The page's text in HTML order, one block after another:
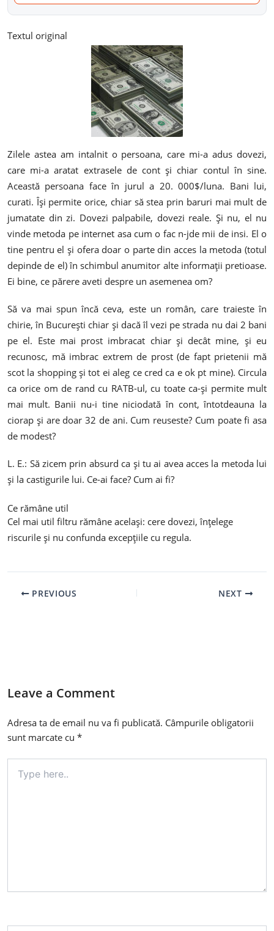
Textul original
Zilele astea am intalnit o persoana, care mi-a adus dovezi,
care mi-a aratat extrasele de cont și chiar contul în sine.
Această persoana face în jurul a 20. 000$/luna. Bani lui,
curati. Își permite orice, chiar să stea prin baruri mai mult de
jumatate din zi. Dovezi palpabile, dovezi reale. Și nu, el nu
vinde metoda pe internet asa cum o fac n-jde mii de insi. El o
tine pentru el și ofera doar o parte din acces la metoda (totul
depinde de el) în schimbul anumitor alte informații pretioase.
Ei bine, ce părere aveti despre un asemenea om?
Să va mai spun încă ceva, este un român, care traieste în
chirie, în București chiar și dacă îl vezi pe strada nu dai 2 bani
pe el. Este mai prost imbracat chiar și decât mine, și eu
recunosc, mă imbrac extrem de prost (de fapt prietenii mă
scot la shopping și tot ei aleg ce cred ca e ok pt mine). Circula
ca orice om de rand cu RATB-ul, cu toate ca-și permite mult
mai mult. Banii nu-i tine niciodată în cont, întotdeauna la
ciorap și are doar 32 de ani. Cum reuseste? Cum poate fi asa
de modest?
L. E.: Să zicem prin absurd ca și tu ai avea acces la metoda lui
și la castigurile lui. Ce-ai face? Cum ai fi?
Ce rămâne util
Cel mai util filtru rămâne același: cere dovezi, înțelege
riscurile și nu confunda excepțiile cu regula.
PREVIOUS NEXT
Leave a Comment
Adresa ta de email nu va fi publicată. Câmpurile obligatorii
sunt marcate cu *
here..